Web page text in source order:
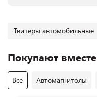
Твитеры автомобильные
Покупают вместе
Все Автомагнитолы